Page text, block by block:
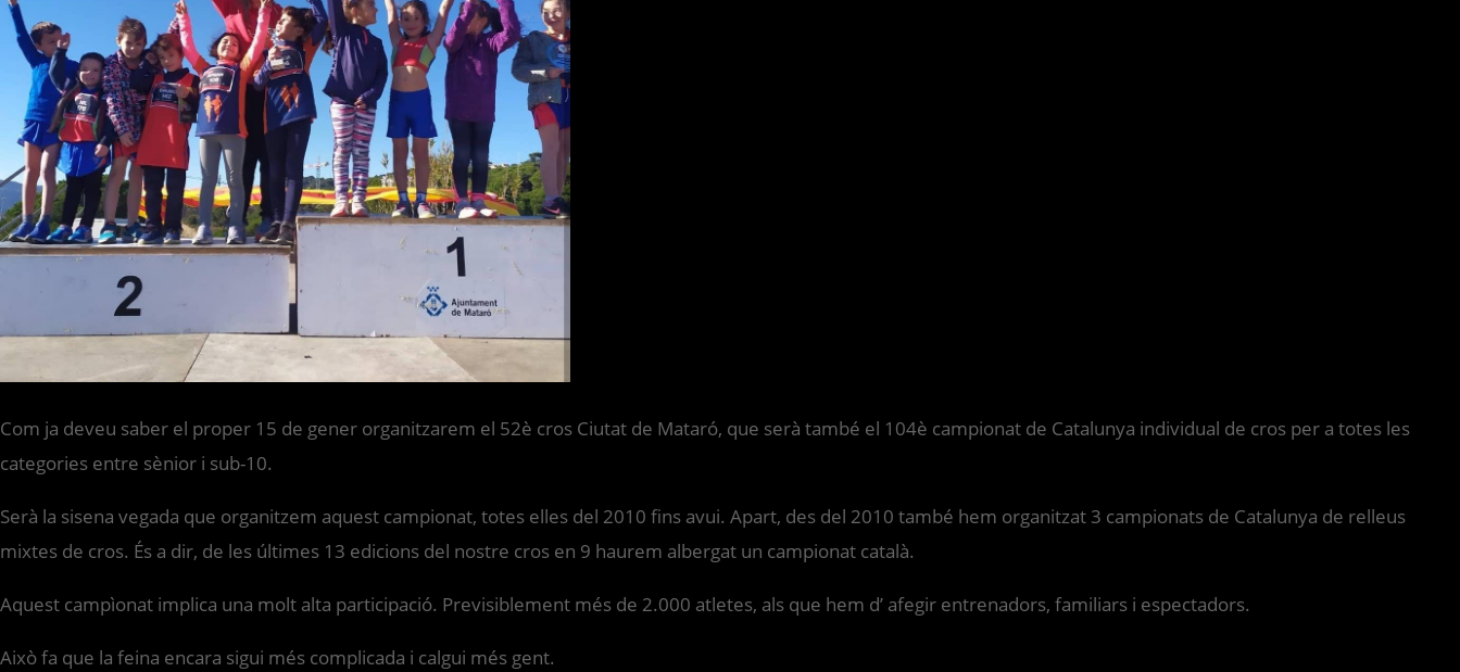
Com ja deveu saber el proper 15 de gener organitzarem el 52è cros Ciutat de Mataró, que serà també el 104è campionat de Catalunya individual de cros per a totes les
categories entre sènior i sub-10.
Serà la sisena vegada que organitzem aquest campionat, totes elles del 2010 fins avui. Apart, des del 2010 també hem organitzat 3 campionats de Catalunya de relleus
mixtes de cros. És a dir, de les últimes 13 edicions del nostre cros en 9 haurem albergat un campionat català.
Aquest campìonat implica una molt alta participació. Previsiblement més de 2.000 atletes, als que hem d’ afegir entrenadors, familiars i espectadors.
Això fa que la feina encara sigui més complicada i calgui més gent.